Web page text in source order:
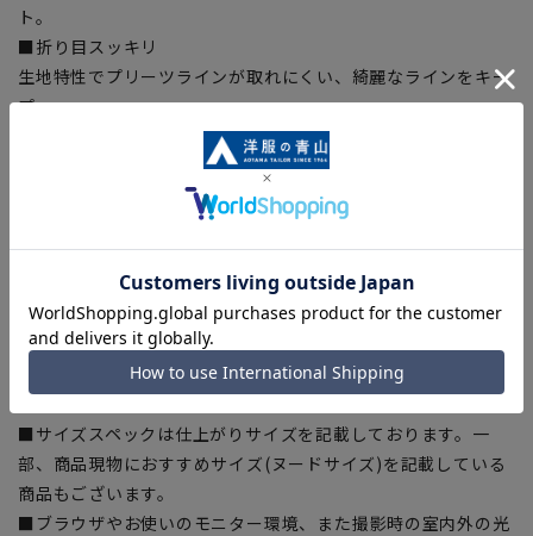
ト。
■折り目スッキリ
生地特性でプリーツラインが取れにくい、綺麗なラインをキー
プ。
【シルエット】《細め(スリム)》 (当社比)
【商品に関するご注意】
■商品画像はサンプルのため、色味やサイズ等の仕様に変更が
ある場合がございますので、予めご了承ください。
■ゆとり感には個人差があります。サイズ表を確認の上、ご購
入の目安としてご利用ください。
■生地や仕様・デザインにより、着用感や実際のサイズ表に若
■サイズスペックは仕上がりサイズを記載しております。一
部、商品現物におすすめサイズ(ヌードサイズ)を記載している
商品もございます。
■ブラウザやお使いのモニター環境、また撮影時の室内外の光